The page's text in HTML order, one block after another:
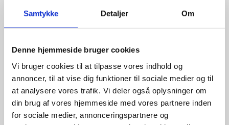
Samtykke Detaljer Om
Denne hjemmeside bruger cookies
Vi bruger cookies til at tilpasse vores indhold og
annoncer, til at vise dig funktioner til sociale medier og til
at analysere vores trafik. Vi deler også oplysninger om
din brug af vores hjemmeside med vores partnere inden
for sociale medier, annonceringspartnere og
leverandører
giver større
udvalg
For at sikre høj kvalitet og stor
leveringssikkerhed samarbejder vi
med de største og mest
anerkendte leverandører inden for